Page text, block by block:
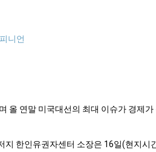
니언
올 연말 미국대선의 최대 이슈가 경제
한인유권자센터 소장은 16일(현지시